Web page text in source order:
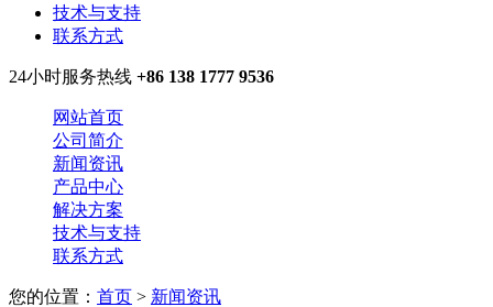
技术与支持
联系方式
24小时服务热线 +86 138 1777 9536
网站首页
公司简介
新闻资讯
产品中心
解决方案
技术与支持
联系方式
您的位置： 首页 > 新闻资讯